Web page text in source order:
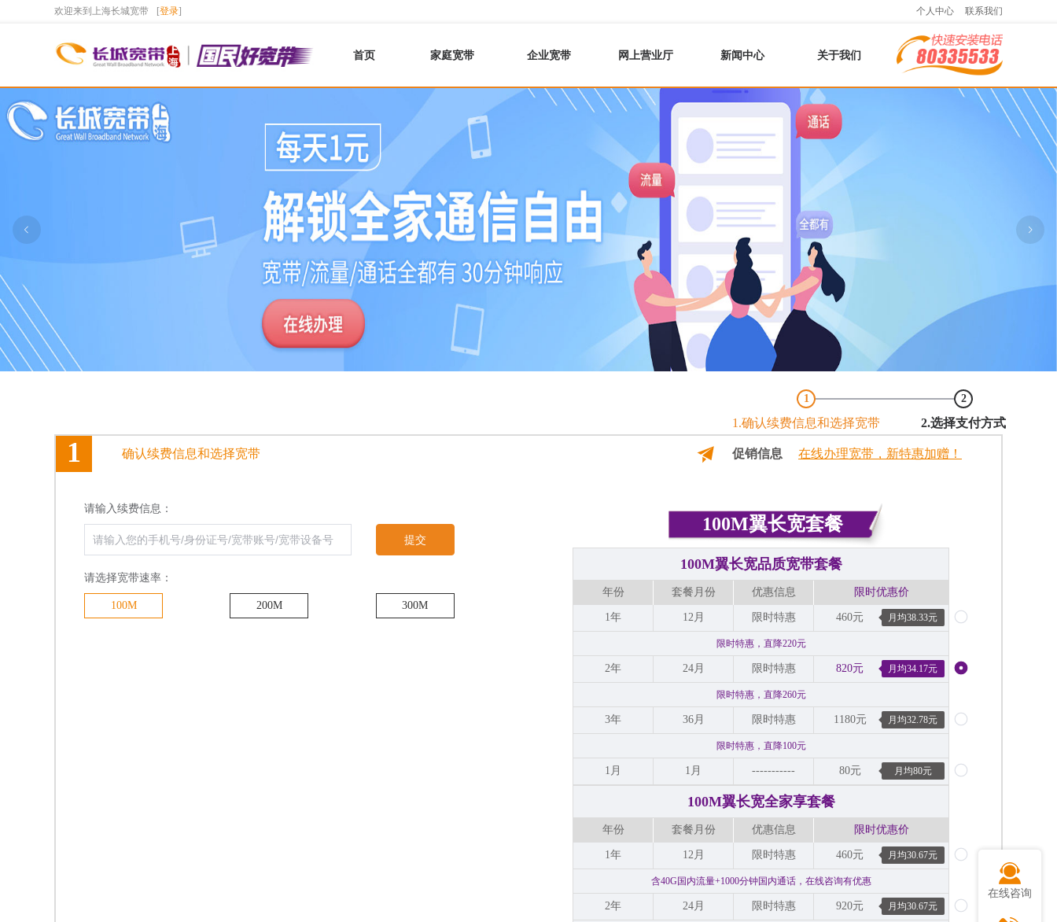
欢迎来到上海长城宽带 [登录] 个人中心 联系我们
首页 家庭宽带 企业宽带 网上营业厅 新闻中心 关于我们
1
1.确认续费信息和选择宽带
2
2.选择支付方式
1 确认续费信息和选择宽带 促销信息 在线办理宽带，新特惠加赠！
请输入续费信息：
提交
请选择宽带速率：
100M 200M 300M
100M翼长宽套餐
100M翼长宽品质宽带套餐
年份 套餐月份 优惠信息 限时优惠价
1年 12月 限时特惠 460元 月均38.33元
限时特惠，直降220元
2年 24月 限时特惠 820元 月均34.17元
限时特惠，直降260元
3年 36月 限时特惠 1180元 月均32.78元
限时特惠，直降100元
1月 1月 ----------- 80元 月均80元
100M翼长宽全家享套餐
年份 套餐月份 优惠信息 限时优惠价
1年 12月 限时特惠 460元 月均30.67元
含40G国内流量+1000分钟国内通话，在线咨询有优惠
2年 24月 限时特惠 920元 月均30.67元
在线咨询